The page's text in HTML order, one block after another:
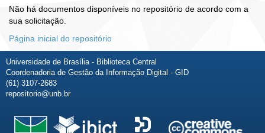
Não há documentos disponíveis no repositório de acordo com a
sua solicitação.
Página inicial do repositório
Universidade de Brasília - Biblioteca Central
Coordenadoria de Gestão da Informação Digital - GID
(61) 3107-2683
repositorio@unb.br